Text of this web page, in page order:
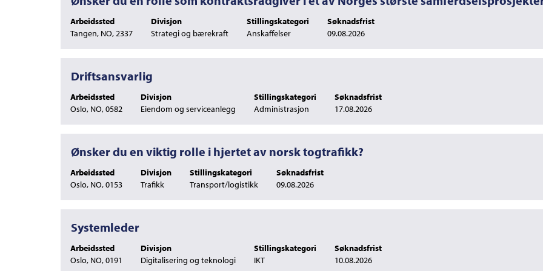
fullstendige
innholdet
i
Arbeidssted
Tangen, NO, 2337
Divisjon
Strategi og bærekraft
Stillingskategori
Anskaffelser
Søknadsfrist
09.08.2026
mellomromstasten
for
det
fullstendige
innholdet
i
Tittel
Driftsansvarlig
Arbeidssted
Oslo, NO, 0582
Divisjon
Eiendom og serviceanlegg
Stillingskategori
Administrasjon
Søknadsfrist
17.08.2026
Velg
mellomromstasten
for
det
fullstendige
innholdet
i
Tittel
Ønsker du en viktig rolle i hjertet av norsk togtrafikk?
Arbeidssted
Oslo, NO, 0153
Divisjon
Trafikk
Stillingskategori
Transport/logistikk
Søknadsfrist
09.08.2026
Velg
mellomromstasten
for
det
fullstendige
innholdet
i
Tittel
Systemleder
Arbeidssted
Oslo, NO, 0191
Divisjon
Digitalisering og teknologi
Stillingskategori
IKT
Søknadsfrist
10.08.2026
Velg
med
mellomromstasten
for